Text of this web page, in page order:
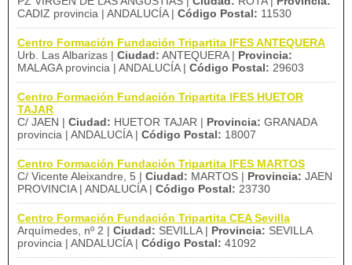
CADIZ provincia | ANDALUCÍA | Código Postal: 11530
Centro Formación Fundación Tripartita IFES ANTEQUERA
Urb. Las Albarizas | Ciudad: ANTEQUERA | Provincia:
MALAGA provincia | ANDALUCÍA | Código Postal: 29603
Centro Formación Fundación Tripartita IFES HUETOR
TAJAR
C/ JAEN | Ciudad: HUETOR TAJAR | Provincia: GRANADA
provincia | ANDALUCÍA | Código Postal: 18007
Centro Formación Fundación Tripartita IFES MARTOS
C/ Vicente Aleixandre, 5 | Ciudad: MARTOS | Provincia: JAEN
PROVINCIA | ANDALUCÍA | Código Postal: 23730
Centro Formación Fundación Tripartita CEA Sevilla
Arquímedes, nº 2 | Ciudad: SEVILLA | Provincia: SEVILLA
provincia | ANDALUCÍA | Código Postal: 41092